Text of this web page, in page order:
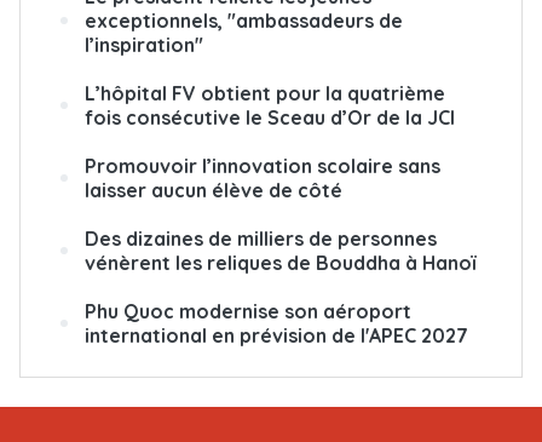
exceptionnels, "ambassadeurs de
l’inspiration"
L’hôpital FV obtient pour la quatrième
fois consécutive le Sceau d’Or de la JCI
Promouvoir l’innovation scolaire sans
laisser aucun élève de côté
Des dizaines de milliers de personnes
vénèrent les reliques de Bouddha à Hanoï
Phu Quoc modernise son aéroport
international en prévision de l'APEC 2027